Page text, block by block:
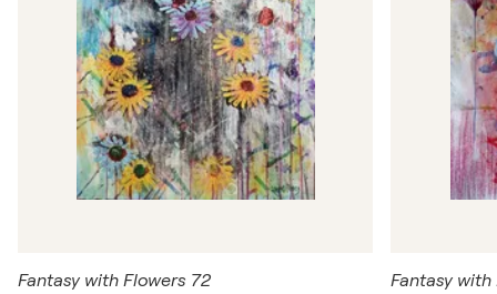
Fantasy with Flowers 72 Fantasy with